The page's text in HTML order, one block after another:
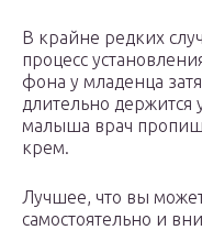
В крайне редких
процесс
фона у младенца
длительно держится
малыша врач
крем.
Лучшее, что вы
самостоятельно и